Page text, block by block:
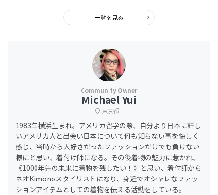
一覧を見る
Michael Yui
東京都
1983年横浜生まれ。アメリカ留学の際、自分より日本に詳し
いアメリカ人と出会い日本について何も知らない事を悔しく
感じ、当時から大好きだったファッションだけでも負けない
様にと思い、着付け師になる。その後着物の魅力に惹かれ、
《1000年先の未来に着物を残したい！》と思い、着付師から
ネオKimonoスタイリストになり、身近でオシャレなファッ
ションアイテムとしての着物を伝える活動をしている。